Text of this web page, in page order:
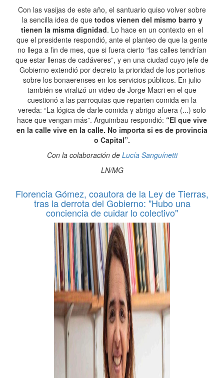
Con las vasijas de este año, el santuario quiso volver sobre
la sencilla idea de que todos vienen del mismo barro y
tienen la misma dignidad. Lo hace en un contexto en el
que el presidente respondió, ante el planteo de que la gente
no llega a fin de mes, que si fuera cierto “las calles tendrían
que estar llenas de cadáveres”, y en una ciudad cuyo jefe de
Gobierno extendió por decreto la prioridad de los porteños
sobre los bonaerenses en los servicios públicos. En julio
también se viralizó un video de Jorge Macri en el que
cuestionó a las parroquias que reparten comida en la
vereda: “La lógica de darle comida y abrigo afuera (...) solo
hace que vengan más”. Arguimbau respondió: “El que vive
en la calle vive en la calle. No importa si es de provincia
o Capital”.
Con la colaboración de Lucía Sanguínetti
LN/MG
Florencia Gómez, coautora de la Ley de Tierras,
tras la derrota del Gobierno: "Hubo una
conciencia de cuidar lo colectivo"